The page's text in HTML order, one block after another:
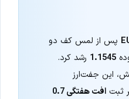
پس از لمس کف دو
1.1545 رشد کرد.
این جفت‌ارز
ثبت
افت هفتگی 0.7